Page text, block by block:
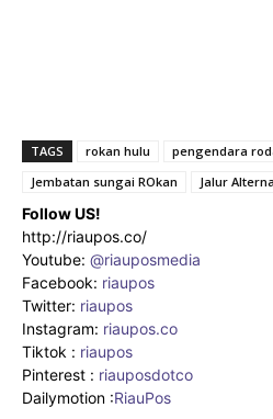
TAGS rokan hulu
pengendara
Jembatan sungai ROkan
Jalur
Follow US!
http://riaupos.co/
Youtube: @riauposmedia
Facebook: riaupos
Twitter: riaupos
Instagram: riaupos.co
Tiktok : riaupos
Pinterest : riauposdotco
Dailymotion :RiauPos